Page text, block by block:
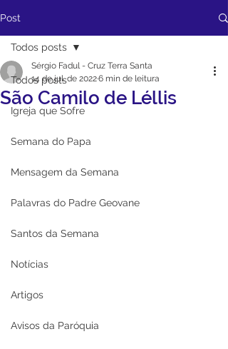
Post
Todos posts
Igreja que Sofre
Semana do Papa
Mensagem da Semana
Palavras do Padre Geovane
Santos da Semana
Notícias
Artigos
Avisos da Paróquia
Todos posts
São Camilo de Léllis
Sérgio Fadul - Cruz Terra Santa
14 de jul. de 20226 min de leitura